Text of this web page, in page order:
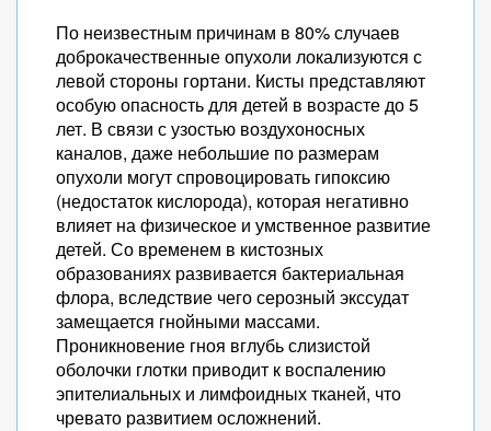
По неизвестным причинам в 80% случаев
доброкачественные опухоли локализуются с
левой стороны гортани. Кисты представляют
особую опасность для детей в возрасте до 5
лет. В связи с узостью воздухоносных
каналов, даже небольшие по размерам
опухоли могут спровоцировать гипоксию
(недостаток кислорода), которая негативно
влияет на физическое и умственное развитие
детей. Со временем в кистозных
образованиях развивается бактериальная
флора, вследствие чего серозный экссудат
замещается гнойными массами.
Проникновение гноя вглубь слизистой
оболочки глотки приводит к воспалению
эпителиальных и лимфоидных тканей, что
чревато развитием осложнений.